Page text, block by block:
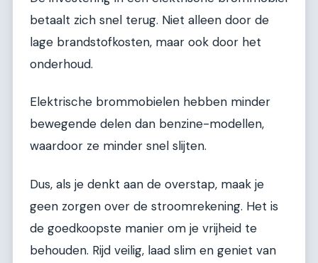
betaalt zich snel terug. Niet alleen door de
lage brandstofkosten, maar ook door het
onderhoud.
Elektrische brommobielen hebben minder
bewegende delen dan benzine-modellen,
waardoor ze minder snel slijten.
Dus, als je denkt aan de overstap, maak je
geen zorgen over de stroomrekening. Het is
de goedkoopste manier om je vrijheid te
behouden. Rijd veilig, laad slim en geniet van